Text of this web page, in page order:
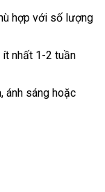
hợp với số lượng
ít nhất 1-2 tuần
ánh sáng hoặc